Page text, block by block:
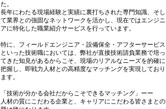
た。
長年にわたる現場経験と実績に裏打ちされた専門知識、そし
て業界との強固なネットワークを活かし、現在ではエンジニ
アに特化した職業紹介サービスを行っています。
特に、フィールドエンジニア・設備保全・アフターサービス
といった技術職においては、弊社が直接技術請負業務で培っ
てきた知見があるからこそ、現場のリアルなニーズを的確に
把握し、即戦力人材との高精度なマッチングを実現しており
ます。
「技術が分かる会社だからこそできるマッチング」ーー
人材の質にこだわる企業と、キャリアにこだわる皆さまとの